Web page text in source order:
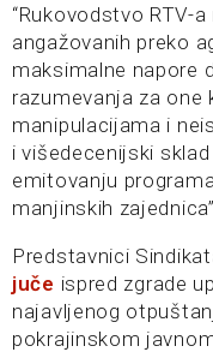
“Rukovodstvo RTV-
angažovanih preko
maksimalne napore
razumevanja za one
manipulacijama i
i višedecenijski
emitovanju
manjinskih
Predstavnici
juče ispred zgrade
najavljenog
pokrajinskom